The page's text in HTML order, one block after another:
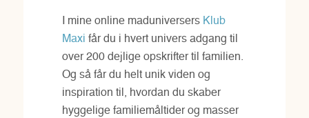
I mine online maduniversers Klub
Maxi får du i hvert univers adgang til
over 200 dejlige opskrifter til familien.
Og så får du helt unik viden og
inspiration til, hvordan du skaber
hyggelige familiemåltider og masser